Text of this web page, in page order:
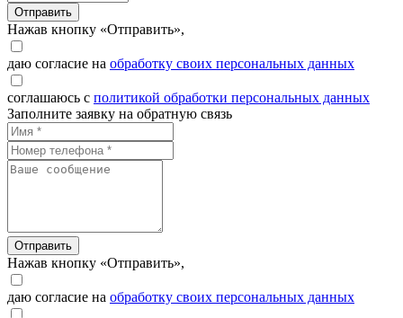
Отправить
Нажав кнопку «Отправить»,
даю согласие на обработку своих персональных данных
соглашаюсь с политикой обработки персональных данных
Заполните заявку на обратную связь
Отправить
Нажав кнопку «Отправить»,
даю согласие на обработку своих персональных данных